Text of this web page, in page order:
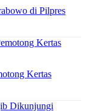
di Pilpres
Kertas